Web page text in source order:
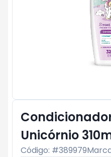
Unicórnio
Código: #389979